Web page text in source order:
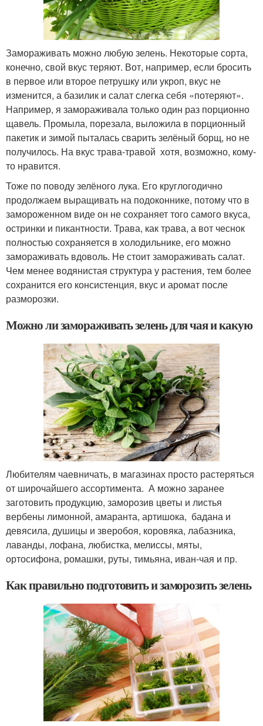
Замораживать можно любую зелень. Некоторые сорта,
конечно, свой вкус теряют. Вот, например, если бросить
в первое или второе петрушку или укроп, вкус не
изменится, а базилик и салат слегка себя «потеряют».
Например, я замораживала только один раз порционно
щавель. Промыла, порезала, выложила в порционный
пакетик и зимой пыталась сварить зелёный борщ, но не
получилось. На вкус трава-травой хотя, возможно, кому-
то нравится.
Тоже по поводу зелёного лука. Его круглогодично
продолжаем выращивать на подоконнике, потому что в
замороженном виде он не сохраняет того самого вкуса,
остринки и пикантности. Трава, как трава, а вот чеснок
полностью сохраняется в холодильнике, его можно
замораживать вдоволь. Не стоит замораживать салат.
Чем менее водянистая структура у растения, тем более
сохранится его консистенция, вкус и аромат после
разморозки.
Можно ли замораживать зелень для чая и какую
Любителям чаевничать, в магазинах просто растеряться
от широчайшего ассортимента. А можно заранее
заготовить продукцию, заморозив цветы и листья
вербены лимонной, амаранта, артишока, бадана и
девясила, душицы и зверобоя, коровяка, лабазника,
лаванды, лофана, любистка, мелиссы, мяты,
ортосифона, ромашки, руты, тимьяна, иван-чая и пр.
Как правильно подготовить и заморозить зелень